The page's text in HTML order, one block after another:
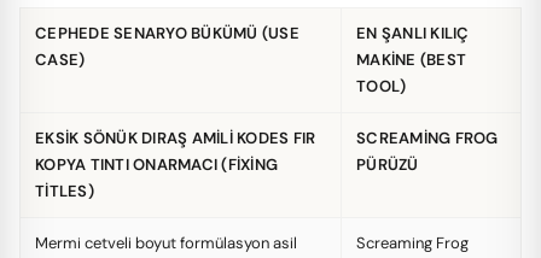
CEPHEDE SENARYO BÜKÜMÜ (USE
CASE)
EN ŞANLI KILIÇ
MAKINE (BEST
TOOL)
EKSIK SÖNÜK DIRAŞ AMILI KODES FIR
KOPYA TINTI ONARMACI (FIXING
TITLES)
SCREAMING FROG
PÜRÜZÜ
Mermi cetveli boyut formülasyon asil
Screaming Frog